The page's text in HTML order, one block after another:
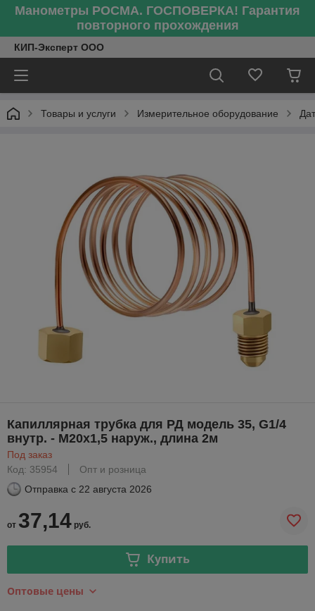
Манометры РОСМА. ГОСПОВЕРКА! Гарантия
повторного прохождения
КИП-Эксперт ООО
Товары и услуги Измерительное оборудование
Капиллярная трубка для РД модель 35, G1/4
внутр. - M20x1,5 наруж., длина 2м
Под заказ
Код: 35954
Опт и розница
Отправка с 22 августа 2026
от 37,14 руб.
Купить
Оптовые цены